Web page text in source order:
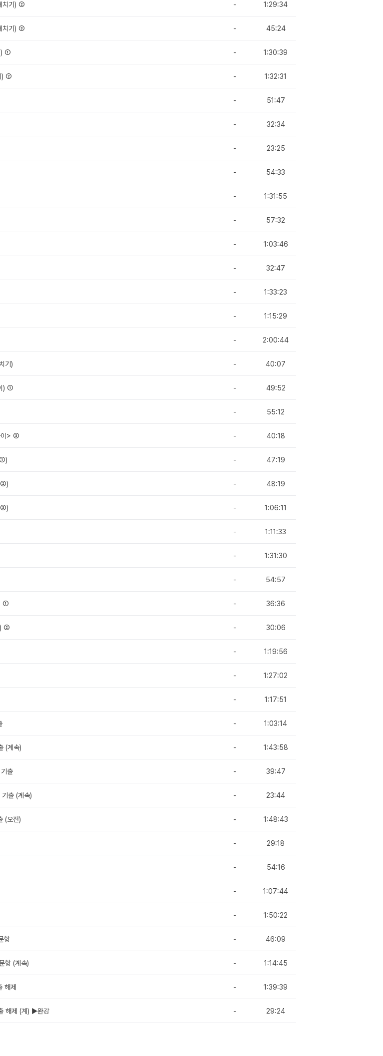
치기) ② - 1:29:34
치기) ③ - 45:24
) ① - 1:30:39
) ② - 1:32:31
- 51:47
- 32:34
- 23:25
- 54:33
- 1:31:55
- 57:32
- 1:03:46
- 32:47
- 1:33:23
- 1:15:29
- 2:00:44
기) - 40:07
) ① - 49:52
- 55:12
이> ③ - 40:18
①) - 47:19
②) - 48:19
③) - 1:06:11
- 1:11:33
- 1:31:30
- 54:57
① - 36:36
) ② - 30:06
- 1:19:56
- 1:27:02
- 1:17:51
- 1:03:14
(계속) - 1:43:58
출 - 39:47
출 (계속) - 23:44
(오전) - 1:48:43
- 29:18
- 54:16
- 1:07:44
- 1:50:22
항 - 46:09
항 (계속) - 1:14:45
해제 - 1:39:39
해제 (계) ▶완강 - 29:24